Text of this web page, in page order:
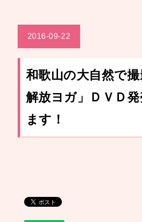
2016-09-22
和歌山の大自然で
解放ヨガ」ＤＶＤ
ます！